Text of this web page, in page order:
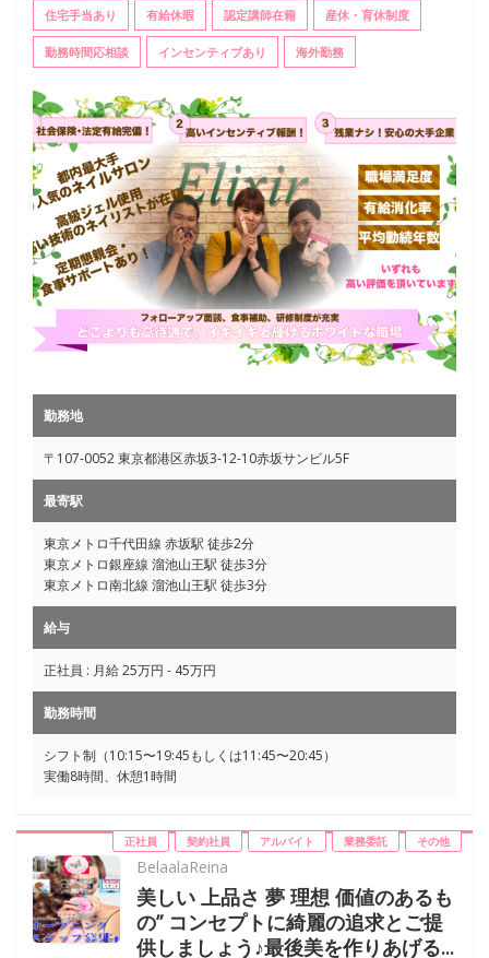
住宅手当あり 有給休暇 認定講師在籍 産休・育休制度
勤務時間応相談 インセンティブあり 海外勤務
勤務地
〒107-0052 東京都港区赤坂3-12-10赤坂サンビル5F
最寄駅
東京メトロ千代田線 赤坂駅 徒歩2分
東京メトロ銀座線 溜池山王駅 徒歩3分
東京メトロ南北線 溜池山王駅 徒歩3分
給与
正社員 : 月給 25万円 - 45万円
勤務時間
シフト制（10:15〜19:45もしくは11:45〜20:45）
実働8時間、休憩1時間
正社員 契約社員 アルバイト 業務委託 その他
BelaalaReina
美しい 上品さ 夢 理想 価値のあるも
の” コンセプトに綺麗の追求とご提
供しましょう♪最後美を作りあげる...